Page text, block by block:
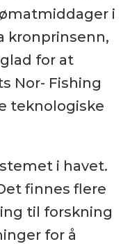
i
kronprinsenn,
for at
Nor- Fishing
teknologiske
i havet.
finnes flere
til forskning
for å